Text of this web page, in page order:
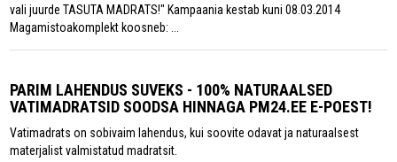
vali juurde TASUTA MADRATS!" Kampaania kestab kuni 08.03.2014
Magamistoakomplekt koosneb: ...
PARIM LAHENDUS SUVEKS - 100% NATURAALSED
VATIMADRATSID SOODSA HINNAGA PM24.EE E-POEST!
Vatimadrats on sobivaim lahendus, kui soovite odavat ja naturaalsest
materjalist valmistatud madratsit.